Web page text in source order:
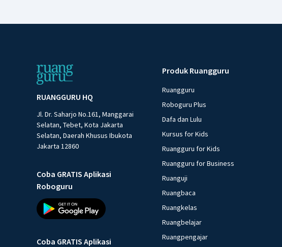
RUANGGURU HQ
Jl. Dr. Saharjo No.161, Manggarai
Selatan, Tebet, Kota Jakarta
Selatan, Daerah Khusus Ibukota
Jakarta 12860
Coba GRATIS Aplikasi
Roboguru
Coba GRATIS Aplikasi
Produk Ruangguru
Ruangguru
Roboguru Plus
Dafa dan Lulu
Kursus for Kids
Ruangguru for Kids
Ruangguru for Business
Ruanguji
Ruangbaca
Ruangkelas
Ruangbelajar
Ruangpengajar